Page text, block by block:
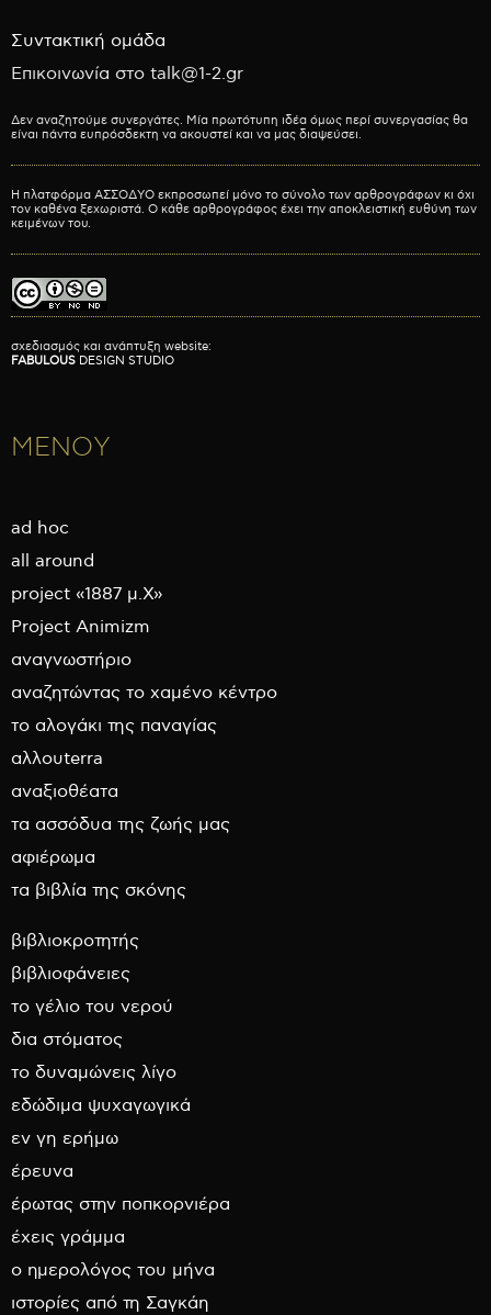
Συντακτική ομάδα
Επικοινωνία στο talk@1-2.gr
Δεν αναζητούμε συνεργάτες. Μία πρωτότυπη ιδέα όμως περί συνεργασίας θα
είναι πάντα ευπρόσδεκτη να ακουστεί και να μας διαψεύσει.
Η πλατφόρμα ΑΣΣΟΔΥΟ εκπροσωπεί μόνο το σύνολο των αρθρογράφων κι όχι
τον καθένα ξεχωριστά. Ο κάθε αρθρογράφος έχει την αποκλειστική ευθύνη των
κειμένων του.
σχεδιασμός και ανάπτυξη website:
FABULOUS DESIGN STUDIO
ΜΕΝΟΥ
ad hoc
all around
project «1887 μ.Χ»
Project Animizm
αναγνωστήριο
αναζητώντας το χαμένο κέντρο
το αλογάκι της παναγίας
αλλουterra
αναξιοθέατα
τα ασσόδυα της ζωής μας
αφιέρωμα
τα βιβλία της σκόνης
βιβλιοκροτητής
βιβλιοφάνειες
το γέλιο του νερού
δια στόματος
το δυναμώνεις λίγο
εδώδιμα ψυχαγωγικά
εν γη ερήμω
έρευνα
έρωτας στην ποπκορνιέρα
έχεις γράμμα
ο ημερολόγος του μήνα
ιστορίες από τη Σαγκάη